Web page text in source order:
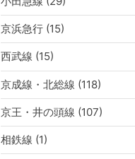
京浜急行(15)
西武線 (15)
京成線・北総線 (118)
京王・井の頭線 (107)
相鉄線 (1)